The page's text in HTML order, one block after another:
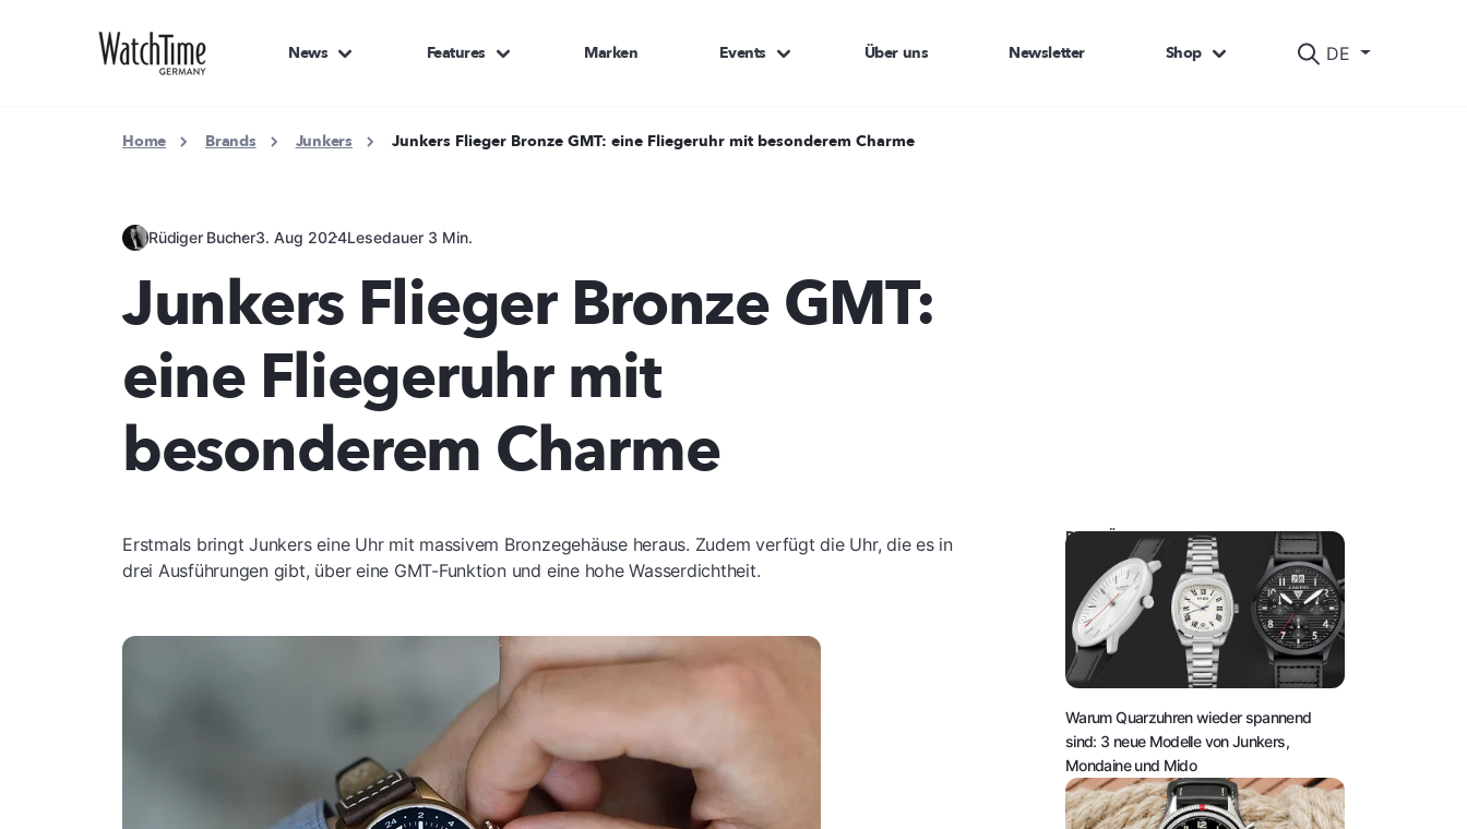
DE
News Features Marken Events Über uns Newsletter Shop
Home Brands Junkers Junkers Flieger Bronze GMT: eine Fliegeruhr mit besonderem Charme
Rüdiger Bucher3. Aug 2024Lesedauer 3 Min.
Junkers Flieger Bronze GMT:
eine Fliegeruhr mit
besonderem Charme
Erstmals bringt Junkers eine Uhr mit massivem Bronzegehäuse heraus. Zudem verfügt die Uhr, die es in
drei Ausführungen gibt, über eine GMT-Funktion und eine hohe Wasserdichtheit.
DAS KÖNNTE SIE AUCH INTERESSIEREN:
Warum Quarzuhren wieder spannend
sind: 3 neue Modelle von Junkers,
Mondaine und Mido